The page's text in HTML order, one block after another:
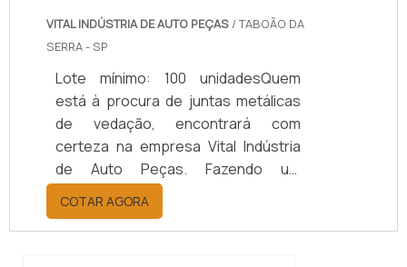
VITAL INDÚSTRIA DE AUTO PEÇAS / TABOÃO DA
SERRA - SP
Lote mínimo: 100 unidadesQuem
está à procura de juntas metálicas
de vedação, encontrará com
certeza na empresa Vital Indústria
de Auto Peças. Fazendo um
orçamento por meio da maior
empresa da área, é possível achar a
sofisticação, qualidade e preço
COTAR AGORA